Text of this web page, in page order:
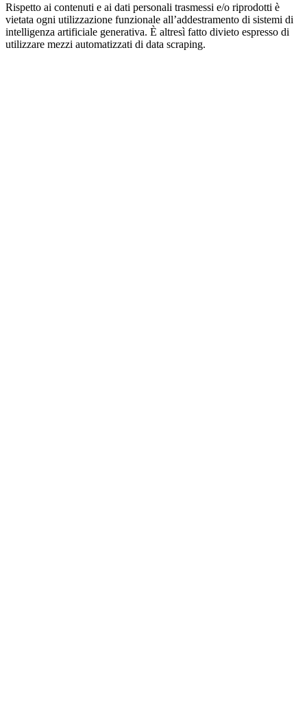
Rispetto ai contenuti e ai dati personali trasmessi e/o riprodotti è
vietata ogni utilizzazione funzionale all’addestramento di sistemi di
intelligenza artificiale generativa. È altresì fatto divieto espresso di
utilizzare mezzi automatizzati di data scraping.